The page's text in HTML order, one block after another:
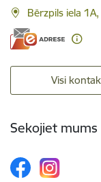
Bērzpils iela
Visi
Sekojiet mums